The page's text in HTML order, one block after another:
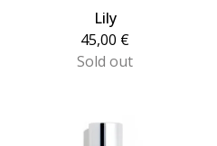
Lily
45,00 €
Sold out